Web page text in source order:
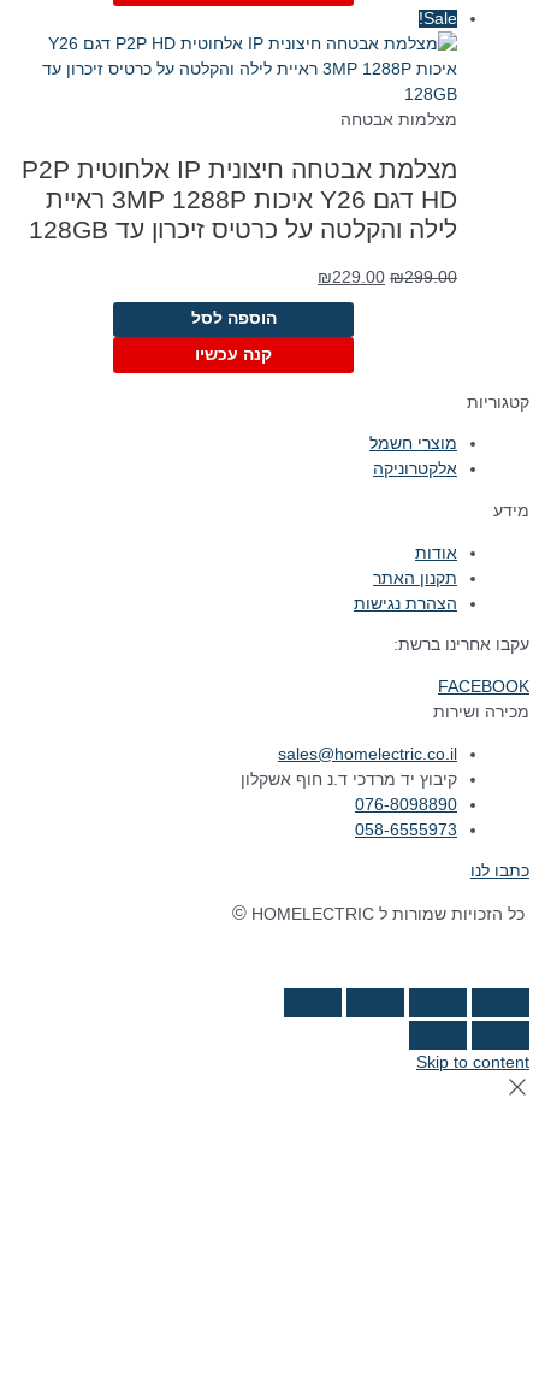
Sale!
מצלמות אבטחה
מצלמת אבטחה חיצונית IP אלחוטית P2P
HD דגם Y26 איכות 3MP 1288P ראיית
לילה והקלטה על כרטיס זיכרון עד 128GB
₪299.00
המחיר
המקורי
₪229.00
הנוכחי
₪229.00.
הוספה לסל
קנה עכשיו
קטגוריות
מוצרי חשמל
אלקטרוניקה
מידע
אודות
תקנון האתר
הצהרת נגישות
עקבו אחרינו ברשת:
FACEBOOK
מכירה ושירות
sales@homelectric.co.il
קיבוץ יד מרדכי ד.נ חוף אשקלון
076-8098890
058-6555973
כתבו לנו
כל הזכויות שמורות ל HOMELECTRIC ©
Skip to content